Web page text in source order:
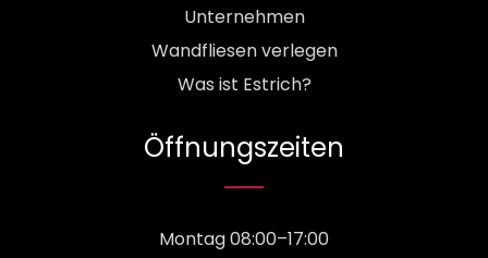
Unternehmen
Wandfliesen verlegen
Was ist Estrich?
Öffnungszeiten
Montag 08:00–17:00